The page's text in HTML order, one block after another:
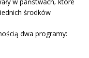
środków
dwa programy: